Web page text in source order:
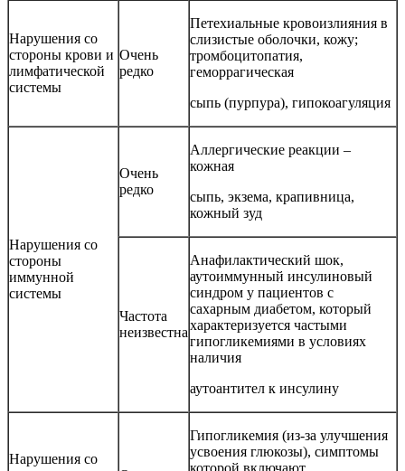
Нарушения со
стороны крови и
лимфатической
системы
Очень
редко
Петехиальные кровоизлияния в
слизистые оболочки, кожу;
тромбоцитопатия,
геморрагическая
сыпь (пурпура), гипокоагуляция
Нарушения со
стороны
иммунной
системы
Очень
редко
Аллергические реакции –
кожная
сыпь, экзема, крапивница,
кожный зуд
Частота
неизвестна
Анафилактический шок,
аутоиммунный инсулиновый
синдром у пациентов с
сахарным диабетом, который
характеризуется частыми
гипогликемиями в условиях
наличия
аутоантител к инсулину
Нарушения со
Гипогликемия (из-за улучшения
усвоения глюкозы), симптомы
которой включают